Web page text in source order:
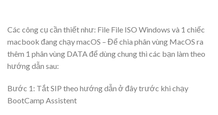
Các công cụ cần thiết như: File File ISO Windows và 1 chiếc
macbook đang chạy macOS – Để chia phân vùng MacOS ra
thêm 1 phân vùng DATA để dùng chung thì các bạn làm theo
hướng dẫn sau:
Bước 1: Tắt SIP theo hướng dẫn ở đây trước khi chạy
BootCamp Assistent